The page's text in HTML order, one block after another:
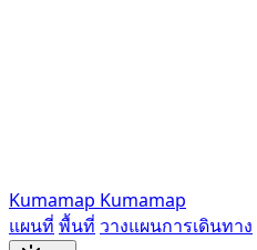
Kumamap Kumamap
แผนที่ พื้นที่ วางแผนการเดินทาง